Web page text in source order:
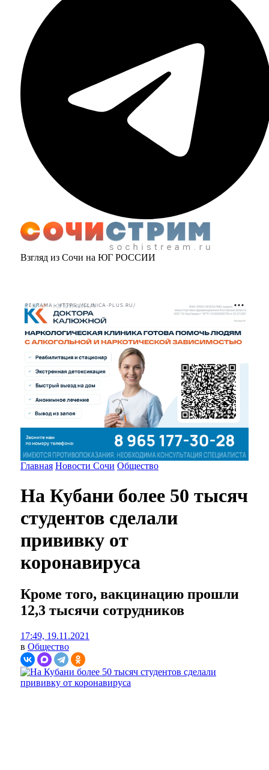
Взгляд из Сочи на ЮГ РОССИИ
РЕКЛАМА • HTTPS://CLINICA-PLUS.RU/
Главная Новости Сочи Общество
На Кубани более 50 тысяч
студентов сделали
прививку от
коронавируса
Кроме того, вакцинацию прошли
12,3 тысячи сотрудников
17:49, 19.11.2021
в Общество